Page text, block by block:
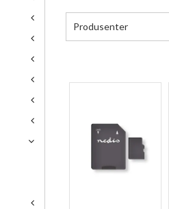
Produsenter